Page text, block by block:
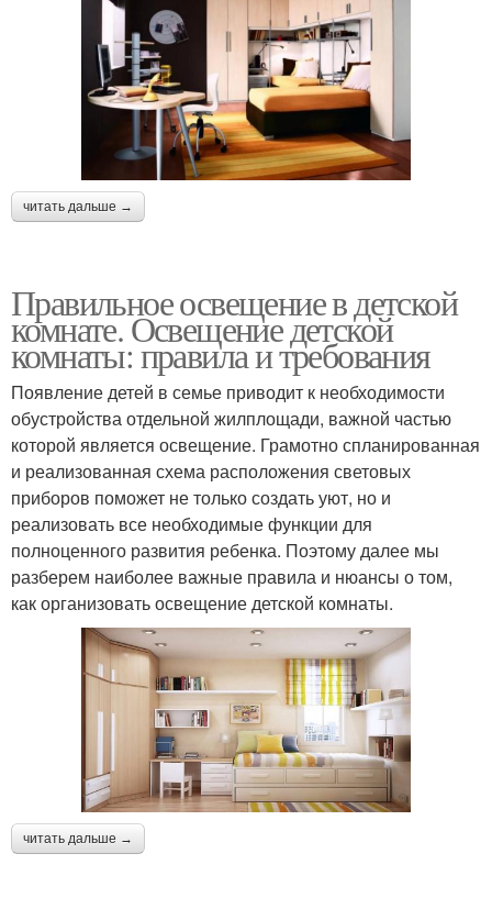
читать дальше →
Правильное освещение в детской
комнате. Освещение детской
комнаты: правила и требования
Появление детей в семье приводит к необходимости
обустройства отдельной жилплощади, важной частью
которой является освещение. Грамотно спланированная
и реализованная схема расположения световых
приборов поможет не только создать уют, но и
реализовать все необходимые функции для
полноценного развития ребенка. Поэтому далее мы
разберем наиболее важные правила и нюансы о том,
как организовать освещение детской комнаты.
читать дальше →